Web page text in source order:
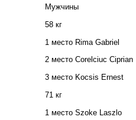
Мужчины
58 кг
1 место Rima Gabriel
2 место Corelciuc Ciprian
3 место Kocsis Ernest
71 кг
1 место Szoke Laszlo